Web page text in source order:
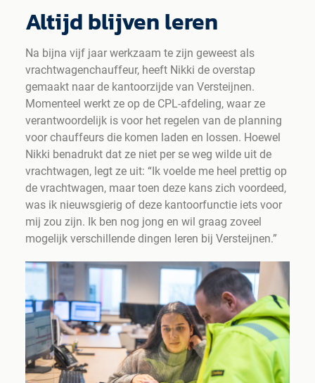
Altijd blijven leren
Na bijna vijf jaar werkzaam te zijn geweest als
vrachtwagenchauffeur, heeft Nikki de overstap
gemaakt naar de kantoorzijde van Versteijnen.
Momenteel werkt ze op de CPL-afdeling, waar ze
verantwoordelijk is voor het regelen van de planning
voor chauffeurs die komen laden en lossen. Hoewel
Nikki benadrukt dat ze niet per se weg wilde uit de
vrachtwagen, legt ze uit: “Ik voelde me heel prettig op
de vrachtwagen, maar toen deze kans zich voordeed,
was ik nieuwsgierig of deze kantoorfunctie iets voor
mij zou zijn. Ik ben nog jong en wil graag zoveel
mogelijk verschillende dingen leren bij Versteijnen.”